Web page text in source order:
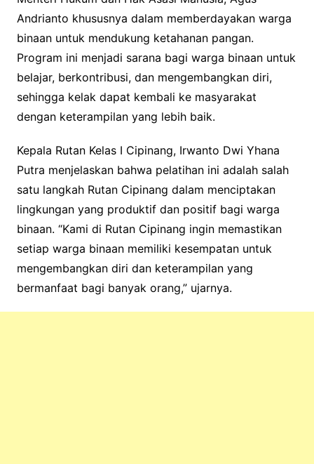
Andrianto khususnya dalam memberdayakan warga
binaan untuk mendukung ketahanan pangan.
Program ini menjadi sarana bagi warga binaan untuk
belajar, berkontribusi, dan mengembangkan diri,
sehingga kelak dapat kembali ke masyarakat
dengan keterampilan yang lebih baik.
Kepala Rutan Kelas I Cipinang, Irwanto Dwi Yhana
Putra menjelaskan bahwa pelatihan ini adalah salah
satu langkah Rutan Cipinang dalam menciptakan
lingkungan yang produktif dan positif bagi warga
binaan. “Kami di Rutan Cipinang ingin memastikan
setiap warga binaan memiliki kesempatan untuk
mengembangkan diri dan keterampilan yang
bermanfaat bagi banyak orang,” ujarnya.